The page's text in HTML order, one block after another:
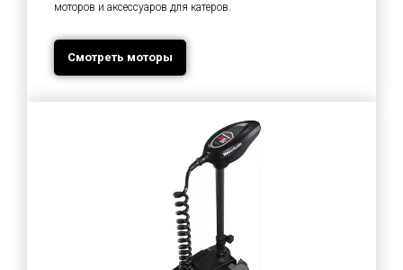
моторов и аксессуаров для катеров.
Смотреть моторы